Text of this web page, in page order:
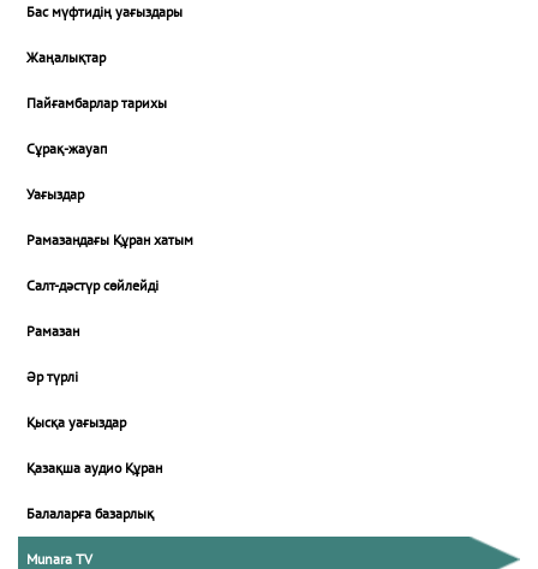
Бас мүфтидің уағыздары
Жаңалықтар
Пайғамбарлар тарихы
Сұрақ-жауап
Уағыздар
Рамазандағы Құран хатым
Салт-дәстүр сөйлейді
Рамазан
Әр түрлі
Қысқа уағыздар
Қазақша аудио Құран
Балаларға базарлық
Munara TV